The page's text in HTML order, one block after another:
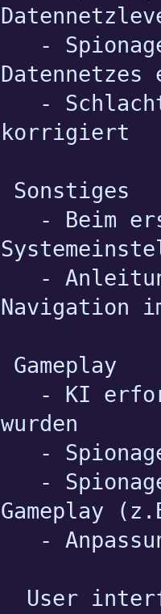
-
-
korrigiert
Sonstiges
- Beim
-
Navigation
Gameplay
- KI
wurden
- Spionage
- Spionage
Gameplay
-
User